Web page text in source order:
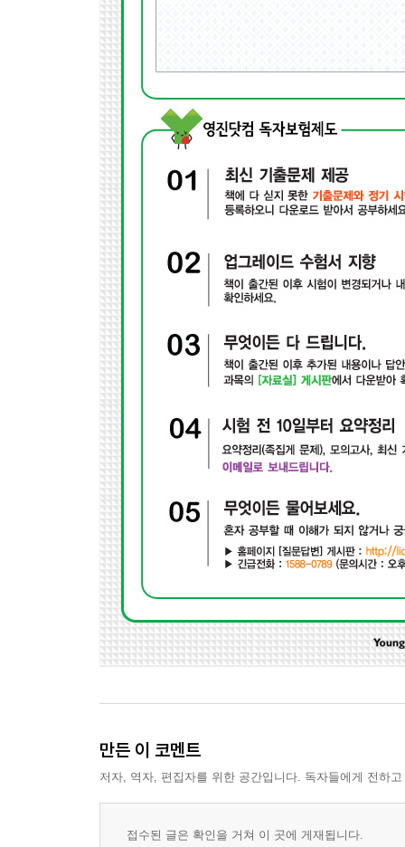
Section 03 출력 처리 작업
Chapter 04 처리 기능 구현
Section 01 쿼리 작성
Section 02 처리 기능 구현
PART 03 기출문제 따라하기 1회 - 2010년 3회 시행
PART 04 모의고사
Chapter 01 기본 모의고사
Section 01 기본 모의고사 1회
Section 02 기본 모의고사 2회
Section 03 기본 모의고사 3회
Section 04 기본 모의고사 4회
Section 05 기본 모의고사 5회
Chapter 02 실전 모의고사
Section 01 실전 모의고사 1회
Section 02 실전 모의고사 2회
Section 03 실전 모의고사 3회
Section 04 실전 모의고사 4회
Section 05 실전 모의고사 5회
Chapter 03 실전 모의고사(PDF)
Section 01 실전 모의고사 6회
Section 02 실전 모의고사 7회
Section 03 실전 모의고사 8회
Section 04 실전 모의고사 9회
Section 03 최신 기출문제 3회
만든 이 코멘트
저자, 역자, 편집자를 위한 공간입니다. 독자들에게 전하
접수된 글은 확인을 거쳐 이 곳에 게재됩니다.